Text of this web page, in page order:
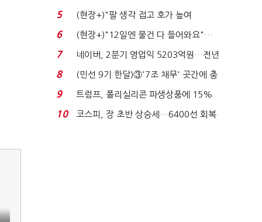
처분' 기준은 ...
5
(현장+)"팔 생각 접고 호가 높여
요"…'덜 똘똘한 한 채' 20...
6
(현장+)"12일엔 물건 다 들어와요"…
빈 매대 채우며 문 연 ...
7
네이버, 2분기 영업익 5203억원…전년
비 0.2% 감소...
8
(민선 9기 한달)③'7조 채무' 곳간에 충
격…추미애, 20년...
9
트럼프, 폴리실리콘 파생상품에 15%
관세…"미 산업 재건"...
10
코스피, 장 초반 상승세…6400선 회복